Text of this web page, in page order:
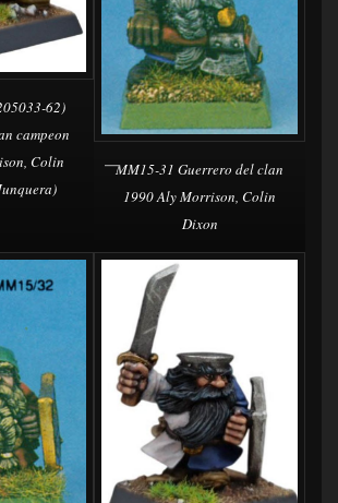
62)
campeon
Colin
MM15-31 Guerrero del clan
1990 Aly Morrison, Colin
Dixon